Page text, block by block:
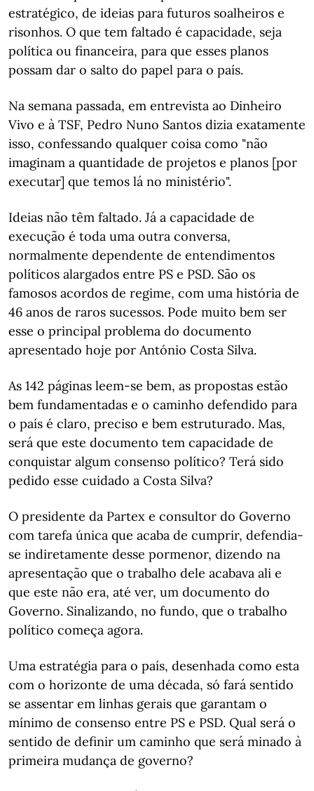
estratégico, de ideias para futuros soalheiros e
risonhos. O que tem faltado é capacidade, seja
política ou financeira, para que esses planos
possam dar o salto do papel para o país.
Na semana passada, em entrevista ao Dinheiro
Vivo e à TSF, Pedro Nuno Santos dizia exatamente
isso, confessando qualquer coisa como "não
imaginam a quantidade de projetos e planos [por
executar] que temos lá no ministério".
Ideias não têm faltado. Já a capacidade de
execução é toda uma outra conversa,
normalmente dependente de entendimentos
políticos alargados entre PS e PSD. São os
famosos acordos de regime, com uma história de
46 anos de raros sucessos. Pode muito bem ser
esse o principal problema do documento
apresentado hoje por António Costa Silva.
As 142 páginas leem-se bem, as propostas estão
bem fundamentadas e o caminho defendido para
o país é claro, preciso e bem estruturado. Mas,
será que este documento tem capacidade de
conquistar algum consenso político? Terá sido
pedido esse cuidado a Costa Silva?
O presidente da Partex e consultor do Governo
com tarefa única que acaba de cumprir, defendia-
se indiretamente desse pormenor, dizendo na
apresentação que o trabalho dele acabava ali e
que este não era, até ver, um documento do
Governo. Sinalizando, no fundo, que o trabalho
político começa agora.
Uma estratégia para o país, desenhada como esta
com o horizonte de uma década, só fará sentido
se assentar em linhas gerais que garantam o
mínimo de consenso entre PS e PSD. Qual será o
sentido de definir um caminho que será minado à
primeira mudança de governo?